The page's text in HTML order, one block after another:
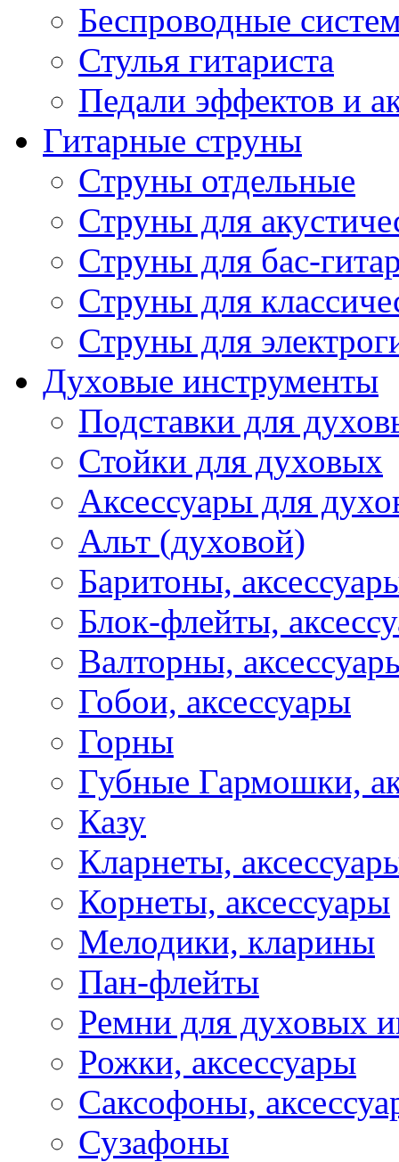
Беспроводные
Стулья гитариста
Педали эффектов и
Гитарные струны
Струны отдельные
Струны для
Струны для бас-
Струны для
Струны для
Духовые инструменты
Подставки для
Стойки для духовых
Аксессуары для
Альт (духовой)
Баритоны,
Блок-флейты,
Валторны,
Гобои, аксессуары
Горны
Губные Гармошки,
Казу
Кларнеты,
Корнеты, аксессуары
Мелодики, кларины
Пан-флейты
Ремни для духовых
Рожки, аксессуары
Саксофоны,
Сузафоны